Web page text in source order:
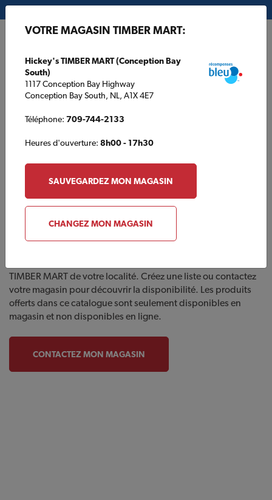
Catalogue des produits
TIMBER MART de votre localité. Créez une liste ou contactez
votre magasin pour découvrir la disponibilité. Les produits
offerts dans ce catalogue sont seulement disponibles en
magasin et non disponibles en ligne.
CONTACTEZ MON MAGASIN
VOTRE MAGASIN TIMBER MART:
Hickey's TIMBER MART (Conception Bay
South)
1117 Conception Bay Highway
Conception Bay South, NL, A1X 4E7
Téléphone: 709-744-2133
Heures d'ouverture: 8h00 - 17h30
SAUVEGARDEZ MON MAGASIN
CHANGEZ MON MAGASIN